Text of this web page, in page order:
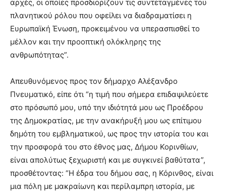
αρχές, οι οποίες προσδιορίζουν τις συντεταγμένες του
πλανητικού ρόλου που οφείλει να διαδραματίσει η
Ευρωπαϊκή Ένωση, προκειμένου να υπερασπισθεί το
μέλλον και την προοπτική ολόκληρης της
ανθρωπότητας”.
Απευθυνόμενος προς τον δήμαρχο Αλέξανδρο
Πνευματικό, είπε ότι “η τιμή που σήμερα επιδαψιλεύετε
στο πρόσωπό μου, υπό την ιδιότητά μου ως Προέδρου
της Δημοκρατίας, με την ανακήρυξή μου ως επίτιμου
δημότη του εμβληματικού, ως προς την ιστορία του και
την προσφορά του στο έθνος μας, Δήμου Κορινθίων,
είναι απολύτως ξεχωριστή και με συγκινεί βαθύτατα”,
προσθέτοντας: “Η έδρα του δήμου σας, η Κόρινθος, είναι
μια πόλη με μακραίωνη και περίλαμπρη ιστορία, με